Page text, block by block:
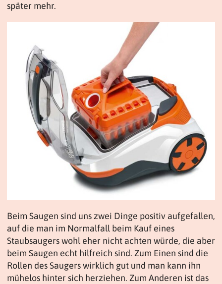
später mehr.
Beim Saugen sind uns zwei Dinge positiv aufgefallen,
auf die man im Normalfall beim Kauf eines
Staubsaugers wohl eher nicht achten würde, die aber
beim Saugen echt hilfreich sind. Zum Einen sind die
Rollen des Saugers wirklich gut und man kann ihn
mühelos hinter sich herziehen. Zum Anderen ist das